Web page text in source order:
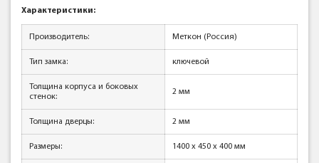
Характеристики:
Производитель: Меткон (Россия)
Тип замка: ключевой
Толщина корпуса и боковых
стенок:
2 мм
Толщина дверцы: 2 мм
Размеры: 1400 х 450 х 400 мм